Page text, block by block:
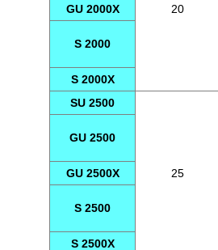
20
GU 2000X
S 2000
S 2000X
SU 2500
25
GU 2500
GU 2500X
S 2500
S 2500X